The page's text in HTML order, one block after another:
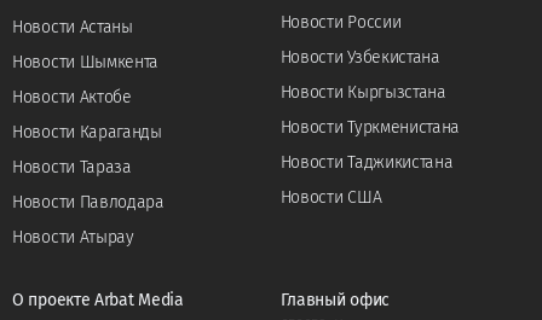
Новости Астаны
Новости Шымкента
Новости Актобе
Новости Караганды
Новости Тараза
Новости Павлодара
Новости Атырау
Новости России
Новости Узбекистана
Новости Кыргызстана
Новости Туркменистана
Новости Таджикистана
Новости США
О проекте Arbat Media
Главный офис